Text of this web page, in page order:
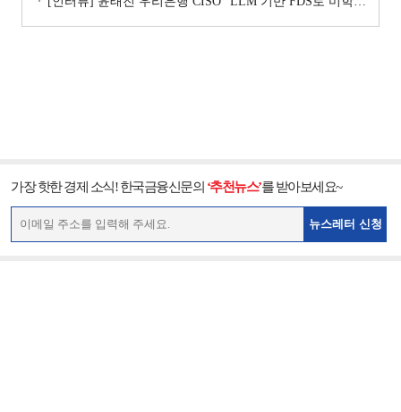
가장 핫한 경제 소식! 한국금융신문의 ‘추천뉴스’를 받아보세요~
뉴스레터 신청